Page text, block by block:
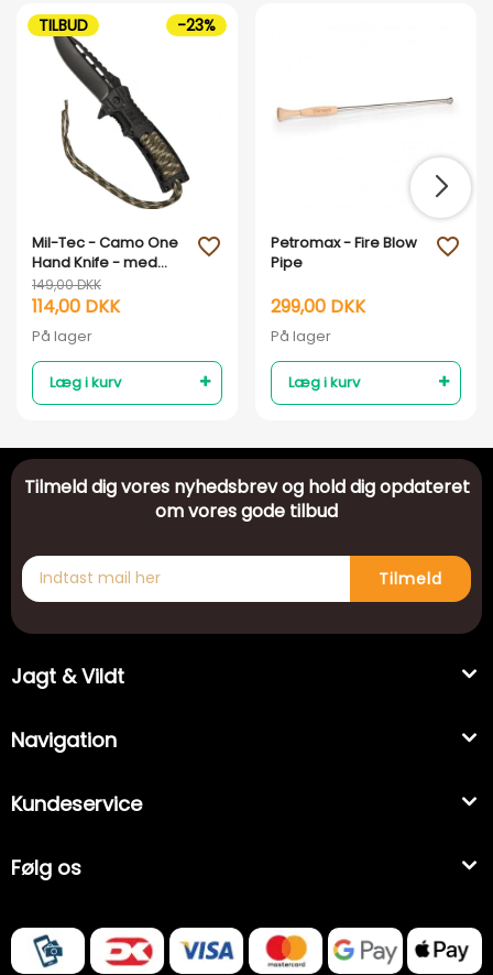
Mil-Tec - Camo One
Hand Knife - med
tændstål
149,00 DKK
114,00 DKK
På lager
Læg i kurv
favorite_outline
TILBUD -23%
Petromax - Fire Blow
Pipe
299,00 DKK
På lager
Læg i kurv
favorite_outline
Tilmeld dig vores nyhedsbrev og hold dig opdateret
om vores gode tilbud
Tilmeld
Jagt & Vildt
Navigation
Kundeservice
Følg os